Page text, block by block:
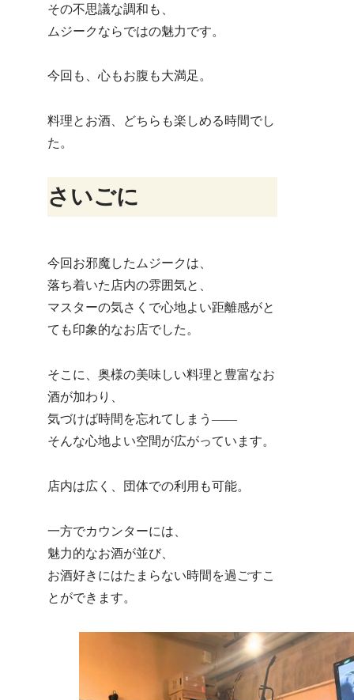
その不思議な調和も、
ムジークならではの魅力です。
今回も、心もお腹も大満足。
料理とお酒、どちらも楽しめる時間でし
た。
さいごに
今回お邪魔したムジークは、
落ち着いた店内の雰囲気と、
マスターの気さくで心地よい距離感がと
ても印象的なお店でした。
そこに、奥様の美味しい料理と豊富なお
酒が加わり、
気づけば時間を忘れてしまう――
そんな心地よい空間が広がっています。
店内は広く、団体での利用も可能。
一方でカウンターには、
魅力的なお酒が並び、
お酒好きにはたまらない時間を過ごすこ
とができます。